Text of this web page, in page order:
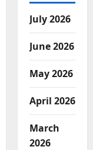
July 2026
June 2026
May 2026
April 2026
March
2026